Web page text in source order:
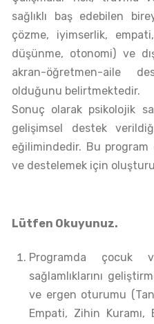
sağlıklı baş edebilen
çözme, iyimserlik,
düşünme, otonomi) ve
akran-öğretmen-aile
olduğunu belirtmektedir.
Sonuç olarak psikolojik
gelişimsel destek
eğilimindedir. Bu
ve destelemek için
Lütfen Okuyunuz.
Programda çocuk
sağlamlıklarını
ve ergen oturumu
Empati, Zihin Kuramı,